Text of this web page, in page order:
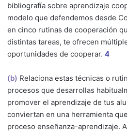
bibliografía sobre aprendizaje
modelo que defendemos desde
en cinco rutinas de cooperación
distintas tareas, te ofrecen
oportunidades de cooperar. 4
(b) Relaciona estas técnicas o
procesos que desarrollas
promover el aprendizaje de tus
conviertan en una herramienta
proceso enseñanza-aprendizaje.